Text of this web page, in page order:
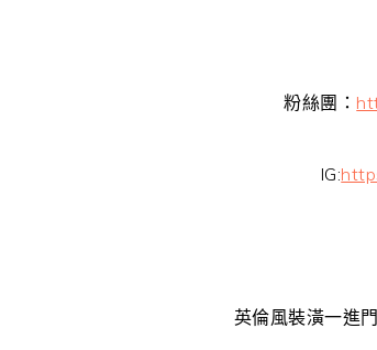
粉絲團：
IG:
英倫風裝潢一進